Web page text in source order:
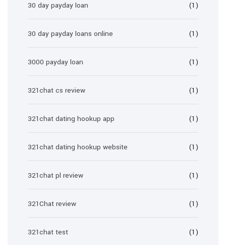
30 day payday loan (1)
30 day payday loans online (1)
3000 payday loan (1)
321chat cs review (1)
321chat dating hookup app (1)
321chat dating hookup website (1)
321chat pl review (1)
321Chat review (1)
321chat test (1)